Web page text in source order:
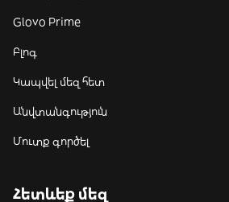
Glovo Prime
Բլոգ
Կապվել մեզ հետ
Անվտանգություն
Մուտք գործել
Հետևեք մեզ